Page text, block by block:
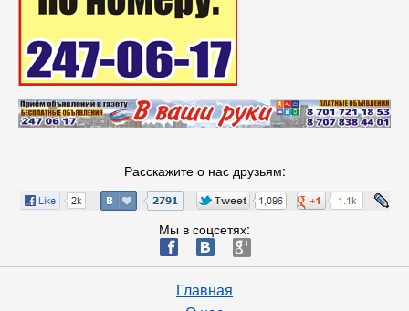
Расскажите о нас друзьям:
Мы в соцсетях:
ä æ è
Главная